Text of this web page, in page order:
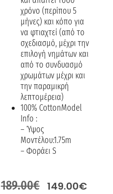
χρόνο (περίπου 5
μήνες) και κόπο για
να φτιαχτεί (από το
σχεδιασμό, μέχρι την
επιλογή νημάτων και
από το συνδυασμό
χρωμάτων μέχρι και
την παραμικρή
λεπτομέρεια)
100% CottonModel
Info :
– Ύψος
Μοντέλου:1.75m
– Φοράει S
189.00€ 149.00€